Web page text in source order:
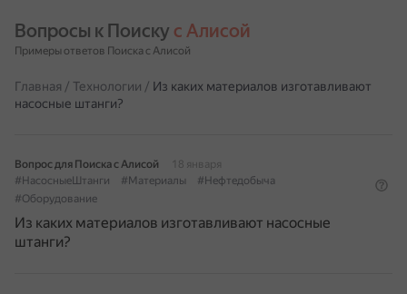
Вопросы к Поиску с Алисой
Примеры ответов Поиска с Алисой
Главная / Технологии / Из каких материалов изготавливают
насосные штанги?
Вопрос для Поиска с Алисой
18 января
#НасосныеШтанги
#Материалы
#Нефтедобыча
#Оборудование
Из каких материалов изготавливают насосные
штанги?